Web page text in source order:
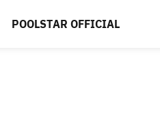
POOLSTAR OFFICIAL